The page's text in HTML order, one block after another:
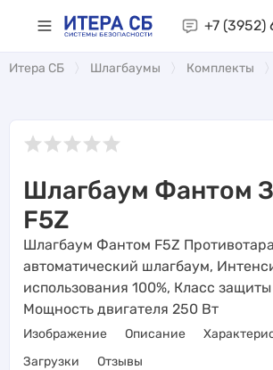
+7 (3952)
Итера СБ Шлагбаумы Комплекты
Шлагбаум Фантом
F5Z
Шлагбаум Фантом F5Z
автоматический шлагбаум,
использования 100%, Класс
Мощность двигателя 250 Вт
Изображение Описание
Загрузки
Отзывы